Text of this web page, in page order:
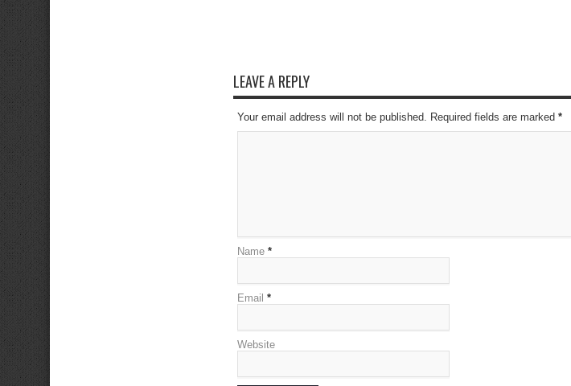
LEAVE A REPLY
Your email address will not be published. Required fields are marked *
Name *
Email *
Website